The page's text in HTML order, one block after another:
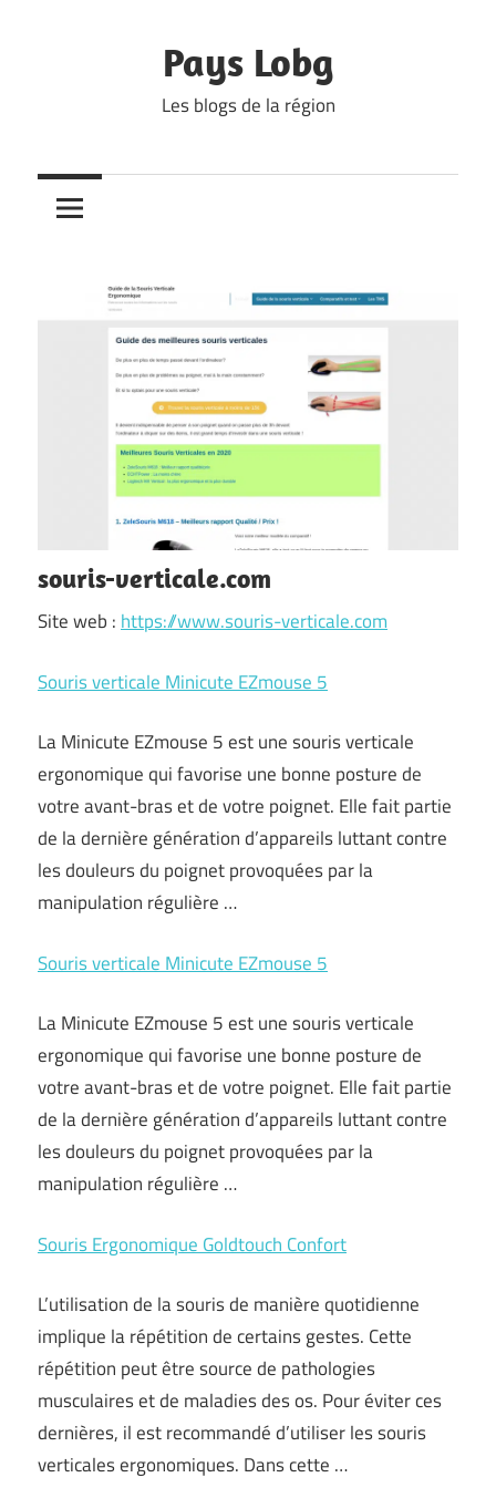
Pays Lobg
Les blogs de la région
souris-verticale.com
Site web : https://www.souris-verticale.com
Souris verticale Minicute EZmouse 5
La Minicute EZmouse 5 est une souris verticale
ergonomique qui favorise une bonne posture de
votre avant-bras et de votre poignet. Elle fait partie
de la dernière génération d’appareils luttant contre
les douleurs du poignet provoquées par la
manipulation régulière …
Souris verticale Minicute EZmouse 5
La Minicute EZmouse 5 est une souris verticale
ergonomique qui favorise une bonne posture de
votre avant-bras et de votre poignet. Elle fait partie
de la dernière génération d’appareils luttant contre
les douleurs du poignet provoquées par la
manipulation régulière …
Souris Ergonomique Goldtouch Confort
L’utilisation de la souris de manière quotidienne
implique la répétition de certains gestes. Cette
répétition peut être source de pathologies
musculaires et de maladies des os. Pour éviter ces
dernières, il est recommandé d’utiliser les souris
verticales ergonomiques. Dans cette …